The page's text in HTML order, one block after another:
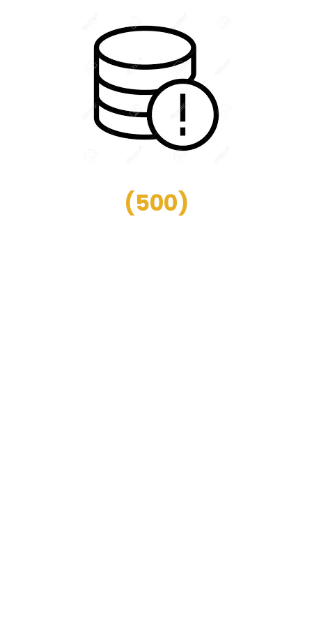
(500)